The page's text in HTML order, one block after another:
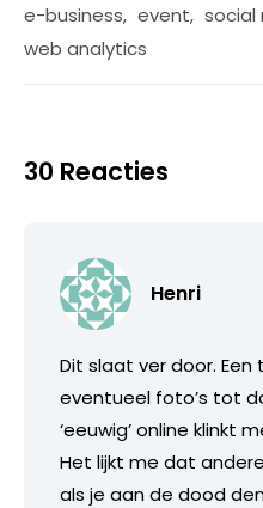
e-business, event, social
web analytics
30 Reacties
Henri
Dit slaat ver door.
eventueel foto’s tot
‘eeuwig’ online klinkt
Het lijkt me dat
als je aan de dood